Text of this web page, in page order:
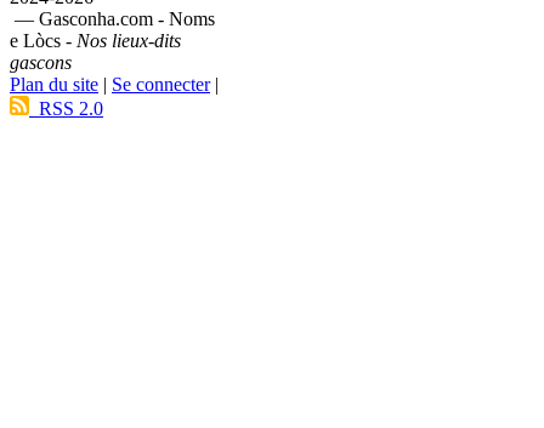
— Gasconha.com - Noms
e Lòcs - Nos lieux-dits
gascons
Plan du site | Se connecter|
RSS 2.0